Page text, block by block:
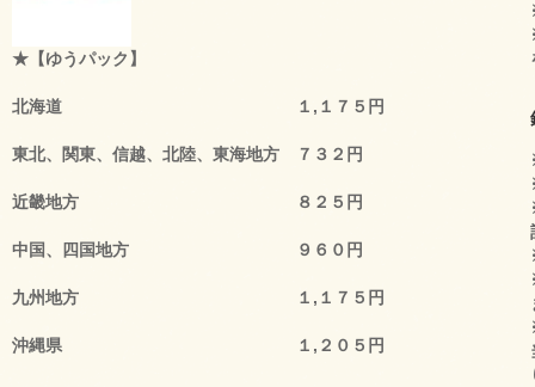
★【ゆうパック】
北海道 １,１７５円
東北、関東、信越、北陸、東海地方 ７３２円
近畿地方 ８２５円
中国、四国地方 ９６０円
九州地方 １,１７５円
沖縄県 １,２０５円